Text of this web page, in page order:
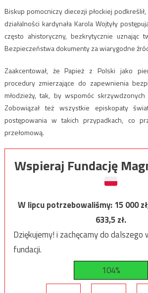
Biskup pomocniczy diecezji płockiej
działalności kardynała Karola Wojtyły
często ahistoryczny, bezkrytycznie uznając
Bezpieczeństwa dokumenty za wiarygodne
Zaakcentował, że Papież z Polski jako
procedury zmierzające do zapewnienia
młodzieży, tak, by wspomóc
Zobowiązał też wszystkie episkopaty
postępowania w takich przypadkach, co
przełomową.
Wspieraj Fundację
W lipcu potrzebowaliśmy:15 000
633,5zł.
Dziękujemy! i zachęcamy do dalszego
fundacji.
104%